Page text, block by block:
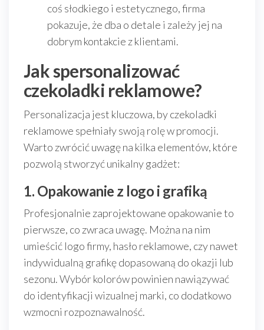
coś słodkiego i estetycznego, firma
pokazuje, że dba o detale i zależy jej na
dobrym kontakcie z klientami.
Jak spersonalizować
czekoladki reklamowe?
Personalizacja jest kluczowa, by czekoladki
reklamowe spełniały swoją rolę w promocji.
Warto zwrócić uwagę na kilka elementów, które
pozwolą stworzyć unikalny gadżet:
1. Opakowanie z logo i grafiką
Profesjonalnie zaprojektowane opakowanie to
pierwsze, co zwraca uwagę. Można na nim
umieścić logo firmy, hasło reklamowe, czy nawet
indywidualną grafikę dopasowaną do okazji lub
sezonu. Wybór kolorów powinien nawiązywać
do identyfikacji wizualnej marki, co dodatkowo
wzmocni rozpoznawalność.